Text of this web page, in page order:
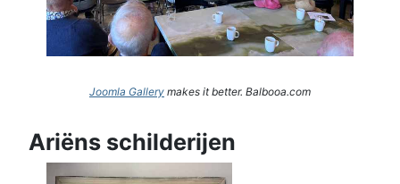
Joomla Gallery makes it better. Balbooa.com
Ariëns schilderijen